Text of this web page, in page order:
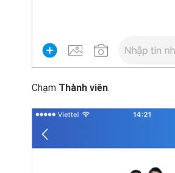
Chạm Thành viên.